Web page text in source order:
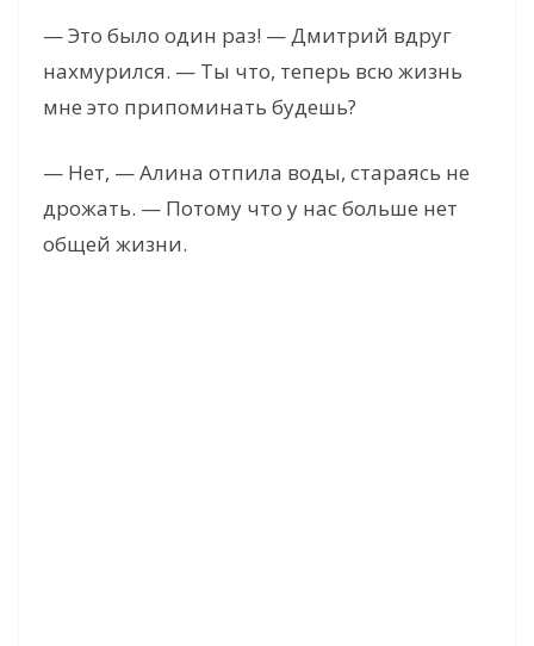
— Это было один раз! — Дмитрий вдруг
нахмурился. — Ты что, теперь всю жизнь
мне это припоминать будешь?
— Нет, — Алина отпила воды, стараясь не
дрожать. — Потому что у нас больше нет
общей жизни.